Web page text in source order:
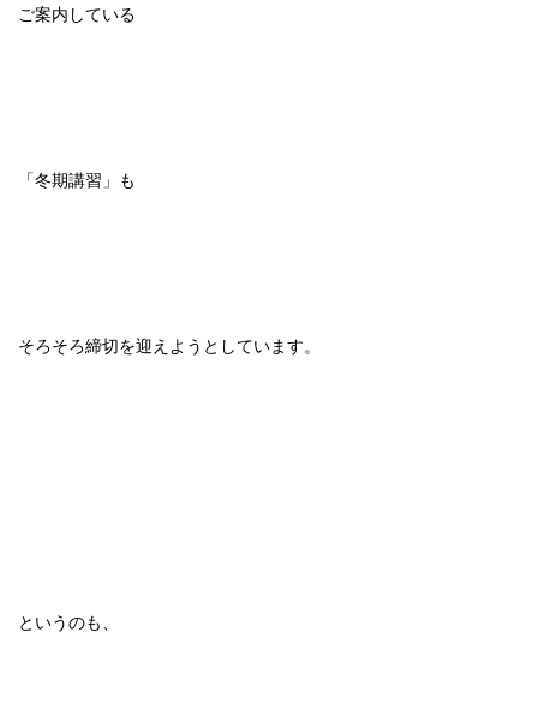
ご案内している
「冬期講習」も
そろそろ締切を迎えようとしています。
というのも、